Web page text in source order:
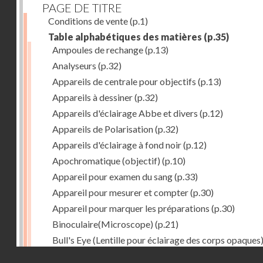
PAGE DE TITRE
Conditions de vente(p.1)
Table alphabétiques des matières (p.35)
Ampoules de rechange(p.13)
Analyseurs (p.32)
Appareils de centrale pour objectifs (p.13)
Appareils à dessiner(p.32)
Appareils d'éclairage Abbe et divers (p.12)
Appareils de Polarisation(p.32)
Appareils d'éclairage à fond noir(p.12)
Apochromatique (objectif) (p.10)
Appareil pour examen du sang(p.33)
Appareil pour mesurer et compter(p.30)
Appareil pour marquer les préparations (p.30)
Binoculaire(Microscope) (p.21)
Bull's Eye (Lentille pour éclairage des corps opaques)
(p.27)